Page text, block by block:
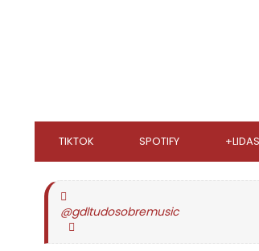
TIKTOK SPOTIFY +LIDAS
@gdltudosobremusic